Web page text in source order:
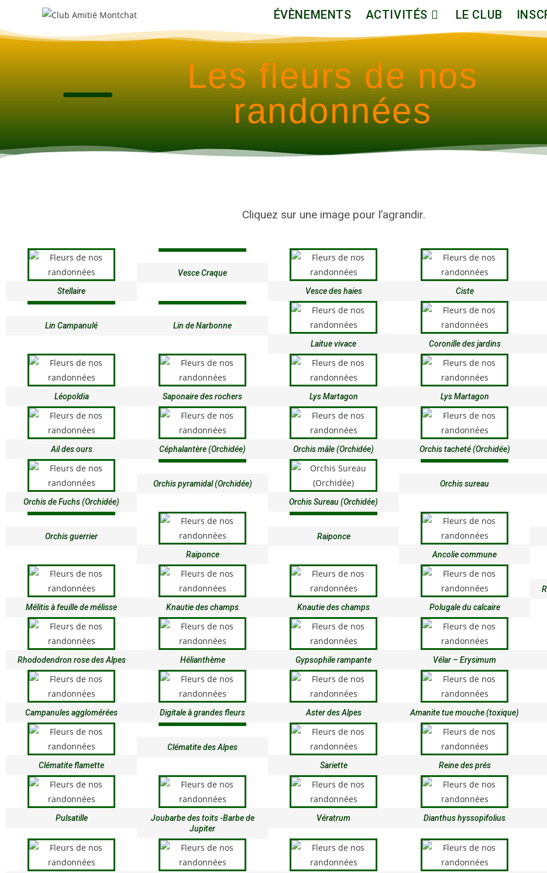
ÉVÈNEMENTS ACTIVITÉS LE CLUB
Les fleurs de nos
randonnées
Cliquez sur une image pour l’agrandir.
Stellaire
Vesce Craque
Vesce des haies
Ciste
Lin Campanulé
Lin de Narbonne
Laitue vivace
Coronille des jardins
Léopoldia Saponaire des rochers Lys Martagon Lys Martagon
Ail des ours Céphalantère (Orchidée) Orchis mâle (Orchidée) Orchis tacheté (Orchidée)
Orchis de Fuchs (Orchidée)
Orchis pyramidal (Orchidée)
Orchis Sureau (Orchidée)
Orchis sureau
Orchis guerrier
Raiponce
Raiponce
Ancolie commune
Mélitis à feuille de mélisse Knautie des champs Knautie des champs Polugale du calcaire
Rhododendron rose des Alpes Hélianthème Gypsophile rampante Vélar – Erysimum
Campanules agglomérées Digitale à grandes fleurs Aster des Alpes Amanite tue mouche (toxique)
Clématite flamette
Clématite des Alpes
Sariette
Reine des prés
Pulsatille
Joubarbe des toits -Barbe de
Jupiter
Vératrum Dianthus hyssopifolius